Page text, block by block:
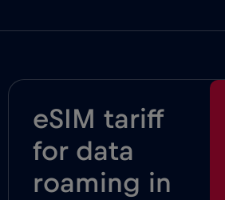
eSIM tariff
for data
roaming in